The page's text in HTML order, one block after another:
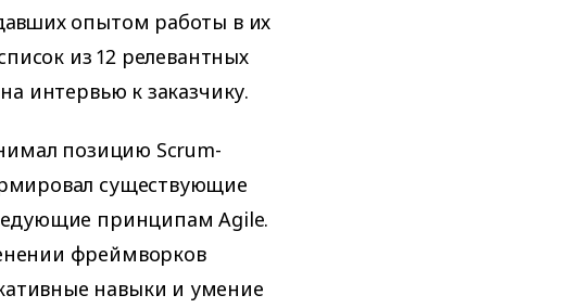
опытом работы в их
из 12 релевантных
интервью к заказчику.
позицию Scrum-
существующие
принципам Agile.
фреймворков
навыки и умение